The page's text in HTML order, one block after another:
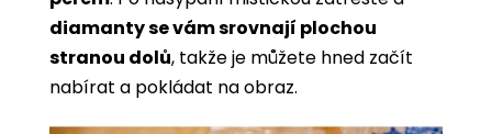
diamanty se vám srovnají plochou
stranou dolů, takže je můžete hned začít
nabírat a pokládat na obraz.